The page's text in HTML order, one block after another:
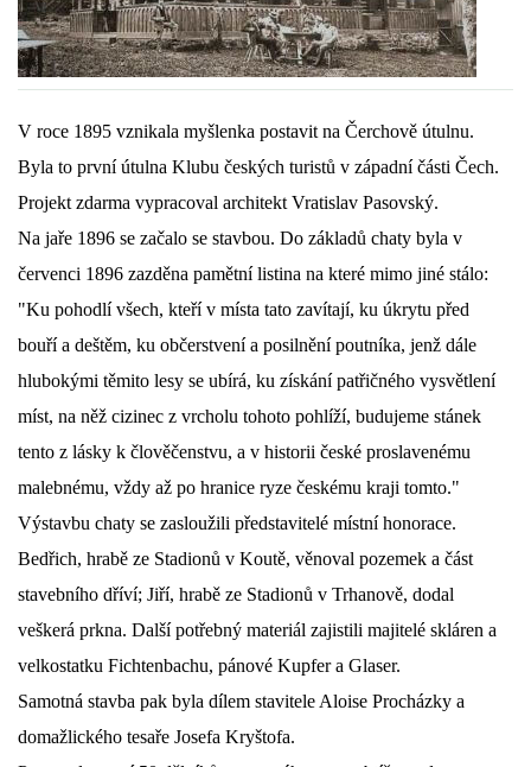
ODKAZY
O NÁS
DŮL NA SLÍDU (NA KOLE)
Kontakt:
tel. 773 916 275
info@domdej.cz
--------------------------------------------------------------
Tento projekt je realizován za finanční podpory
města Domažlice.
© 2026 eStránky.cz Aktualizováno: 17. 7. 2026 Nahoru ↑
V roce 1895 vznikala myšlenka postavit na Čerchově útulnu.
Byla to první útulna Klubu českých turistů v západní části Čech.
Projekt zdarma vypracoval architekt Vratislav Pasovský.
Na jaře 1896 se začalo se stavbou. Do základů chaty byla v
červenci 1896 zazděna pamětní listina na které mimo jiné stálo:
"Ku pohodlí všech, kteří v místa tato zavítají, ku úkrytu před
bouří a deštěm, ku občerstvení a posilnění poutníka, jenž dále
hlubokými těmito lesy se ubírá, ku získání patřičného vysvětlení
míst, na něž cizinec z vrcholu tohoto pohlíží, budujeme stánek
tento z lásky k člověčenstvu, a v historii české proslavenému
malebnému, vždy až po hranice ryze českému kraji tomto."
Výstavbu chaty se zasloužili představitelé místní honorace.
Bedřich, hrabě ze Stadionů v Koutě, věnoval pozemek a část
stavebního dříví; Jiří, hrabě ze Stadionů v Trhanově, dodal
veškerá prkna. Další potřebný materiál zajistili majitelé skláren a
velkostatku Fichtenbachu, pánové Kupfer a Glaser.
Samotná stavba pak byla dílem stavitele Aloise Procházky a
domažlického tesaře Josefa Kryštofa.